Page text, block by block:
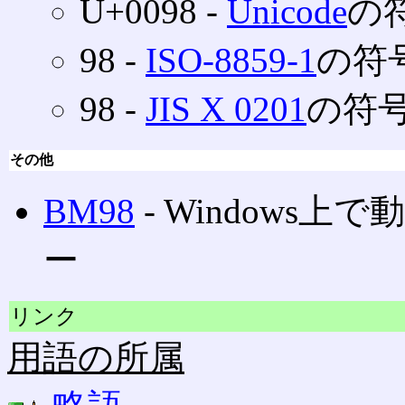
U+0098 ‐ Unicodeの
98 ‐ ISO-8859-1の符
98 ‐ JIS X 0201の符
その他
BM98 ‐ Windows上で
ー
リンク
用語の所属